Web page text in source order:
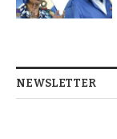
NEWSLETTER